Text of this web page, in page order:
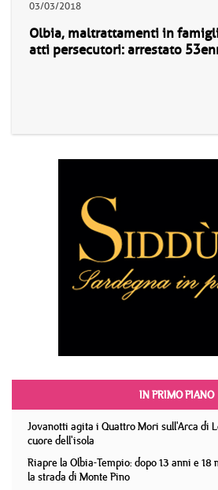
03/03/2018
Olbia, maltrattamenti in
atti persecutori: arrestato
IN PRIMO PIANO
Jovanotti agita i Quattro Mori sull'Arca di
cuore dell'isola
Riapre la Olbia-Tempio: dopo 13 anni e
la strada di Monte Pino